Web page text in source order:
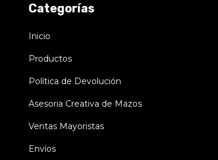
Categorías
Inicio
Productos
Política de Devolución
Asesoria Creativa de Mazos
Ventas Mayoristas
Envíos